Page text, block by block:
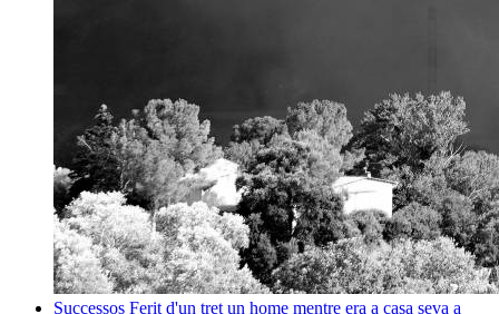
Successos Ferit d'un tret un home mentre era a casa seva a